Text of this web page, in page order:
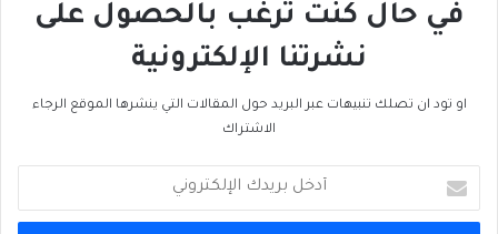
في حال كنت ترغب بالحصول على
نشرتنا الإلكترونية
او تود ان تصلك تنبيهات عبر البريد حول المقالات التي ينشرها الموقع الرجاء
الاشتراك
بريدك
الإلكتروني